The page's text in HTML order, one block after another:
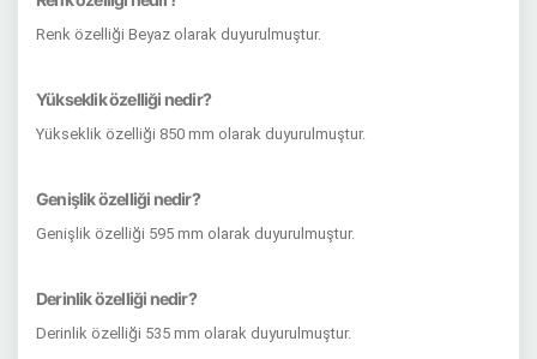
Renk özelliği Beyaz olarak duyurulmuştur.
Yükseklik özelliği nedir?
Yükseklik özelliği 850 mm olarak duyurulmuştur.
Genişlik özelliği nedir?
Genişlik özelliği 595 mm olarak duyurulmuştur.
Derinlik özelliği nedir?
Derinlik özelliği 535 mm olarak duyurulmuştur.